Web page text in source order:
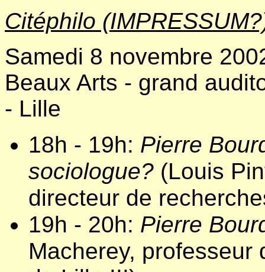
Citéphilo
Samedi 8 novembre
Beaux Arts - grand
- Lille
18h - 19h: Pierre
sociologue? (Louis
directeur de
19h - 20h: Pierre
Macherey,